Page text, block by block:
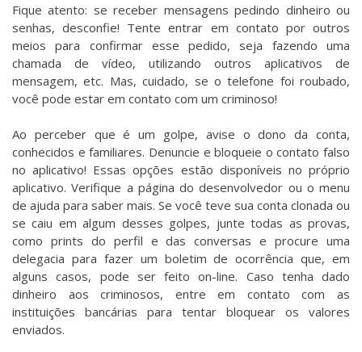
Fique atento: se receber mensagens pedindo dinheiro ou
senhas, desconfie! Tente entrar em contato por outros
meios para confirmar esse pedido, seja fazendo uma
chamada de vídeo, utilizando outros aplicativos de
mensagem, etc. Mas, cuidado, se o telefone foi roubado,
você pode estar em contato com um criminoso!
Ao perceber que é um golpe, avise o dono da conta,
conhecidos e familiares. Denuncie e bloqueie o contato falso
no aplicativo! Essas opções estão disponíveis no próprio
aplicativo. Verifique a página do desenvolvedor ou o menu
de ajuda para saber mais. Se você teve sua conta clonada ou
se caiu em algum desses golpes, junte todas as provas,
como prints do perfil e das conversas e procure uma
delegacia para fazer um boletim de ocorrência que, em
alguns casos, pode ser feito on-line. Caso tenha dado
dinheiro aos criminosos, entre em contato com as
instituições bancárias para tentar bloquear os valores
enviados.